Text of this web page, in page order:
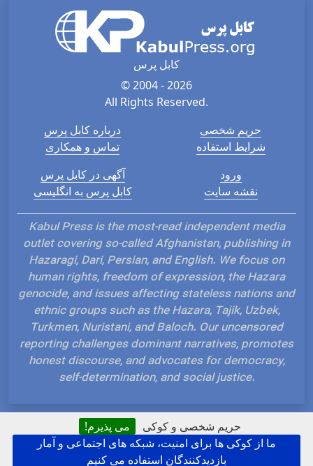
حریم شخصی و کوکی
می پذیرم!
ما از کوکی ها برای امنیت، شبکه های اجتماعی و آمار
بازدیدکنندگان استفاده می کنیم
کابل پرس
© 2004 - 2026
All Rights Reserved.
درباره کابل پرس
تماس و همکاری
حریم شخصی
شرایط استفاده
آگهی در کابل پرس
کابل پرس به انگلیسی
ورود
نقشه سایت
Kabul Press is the most-read independent media
outlet covering so-called Afghanistan, publishing in
Hazaragi, Dari, Persian, and English. We focus on
human rights, freedom of expression, the Hazara
genocide, and issues affecting stateless nations and
ethnic groups such as the Hazara, Tajik, Uzbek,
Turkmen, Nuristani, and Baloch. Our uncensored
reporting challenges dominant narratives, promotes
honest discourse, and advocates for democracy,
self-determination, and social justice.
Hosted and Developed by IP Plans